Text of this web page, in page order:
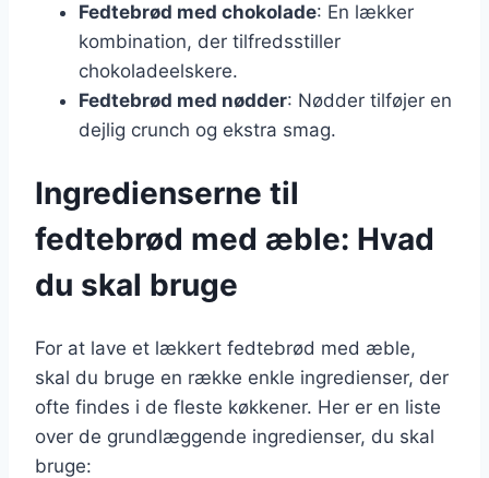
Fedtebrød med chokolade: En lækker
kombination, der tilfredsstiller
chokoladeelskere.
Fedtebrød med nødder: Nødder tilføjer en
dejlig crunch og ekstra smag.
Ingredienserne til
fedtebrød med æble: Hvad
du skal bruge
For at lave et lækkert fedtebrød med æble,
skal du bruge en række enkle ingredienser, der
ofte findes i de fleste køkkener. Her er en liste
over de grundlæggende ingredienser, du skal
bruge: